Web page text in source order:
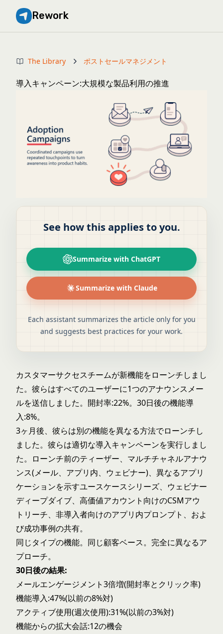
Rework
The Library ポストセールマネジメント
導入キャンペーン:大規模な製品利用の推進
See how this applies to you.
Summarize with ChatGPT
Summarize with Claude
Each assistant summarizes the article only for you
and suggests best practices for your work.
カスタマーサクセスチームが新機能をローンチしまし
た。彼らはすべてのユーザーに1つのアナウンスメー
ルを送信しました。開封率:22%。30日後の機能導
入:8%。
3ヶ月後、彼らは別の機能を異なる方法でローンチし
ました。彼らは適切な導入キャンペーンを実行しまし
た。ローンチ前のティーザー、マルチチャネルアナウ
ンス(メール、アプリ内、ウェビナー)、異なるアプリ
ケーションを示すユースケースシリーズ、ウェビナー
ディープダイブ、高価値アカウント向けのCSMアウ
トリーチ、非導入者向けのアプリ内プロンプト、およ
び成功事例の共有。
同じタイプの機能。同じ顧客ベース。完全に異なるア
プローチ。
30日後の結果:
メールエンゲージメント3倍増(開封率とクリック率)
機能導入:47%(以前の8%対)
アクティブ使用(週次使用):31%(以前の3%対)
機能からの拡大会話:12の機会